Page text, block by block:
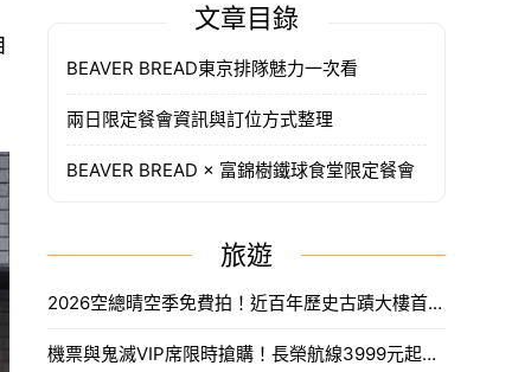
文章目錄
BEAVER BREAD東京排隊魅力一次看
兩日限定餐會資訊與訂位方式整理
BEAVER BREAD × 富錦樹鐵球食堂限定餐會
旅遊
2026空總晴空季免費拍！近百年歷史古蹟大樓首度開放，沈浸式光影藝術、星空劇場。
機票與鬼滅VIP席限時搶購！長榮航線3999元起，中信兄弟主題套票8月7日開賣攻略。